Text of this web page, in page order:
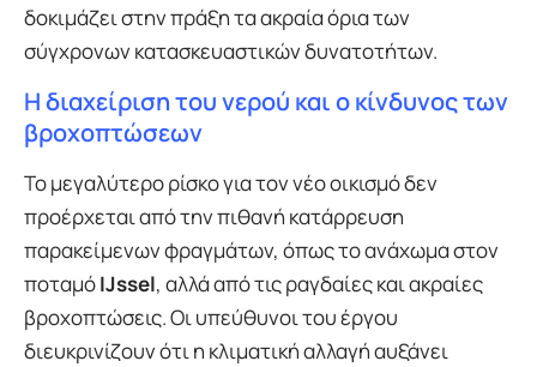
δοκιμάζει στην πράξη τα ακραία όρια των
σύγχρονων κατασκευαστικών δυνατοτήτων.
Η διαχείριση του νερού και ο κίνδυνος των
βροχοπτώσεων
Το μεγαλύτερο ρίσκο για τον νέο οικισμό δεν
προέρχεται από την πιθανή κατάρρευση
παρακείμενων φραγμάτων, όπως το ανάχωμα στον
ποταμόIJssel, αλλά από τις ραγδαίες και ακραίες
βροχοπτώσεις. Οι υπεύθυνοι του έργου
διευκρινίζουν ότι η κλιματική αλλαγή αυξάνει